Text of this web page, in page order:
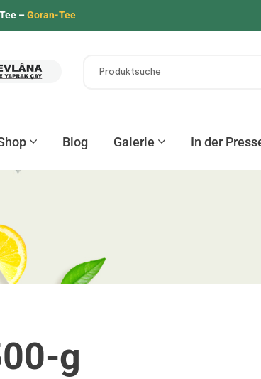
–Goran-Tee
Blog Galerie In der
g